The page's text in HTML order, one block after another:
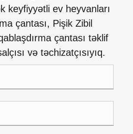
keyfiyyətli ev heyvanları
çantası, Pişik Zibil
çantası təklif
və təchizatçısıyıq.